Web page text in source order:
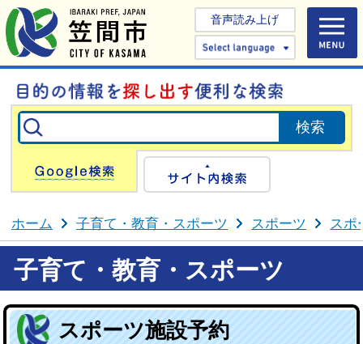
音声読み上げ
Select
Google検索
ホーム 子育て・教育・スポーツ スポーツ スポ
子育て・教育・スポーツ
スポーツ施設予約